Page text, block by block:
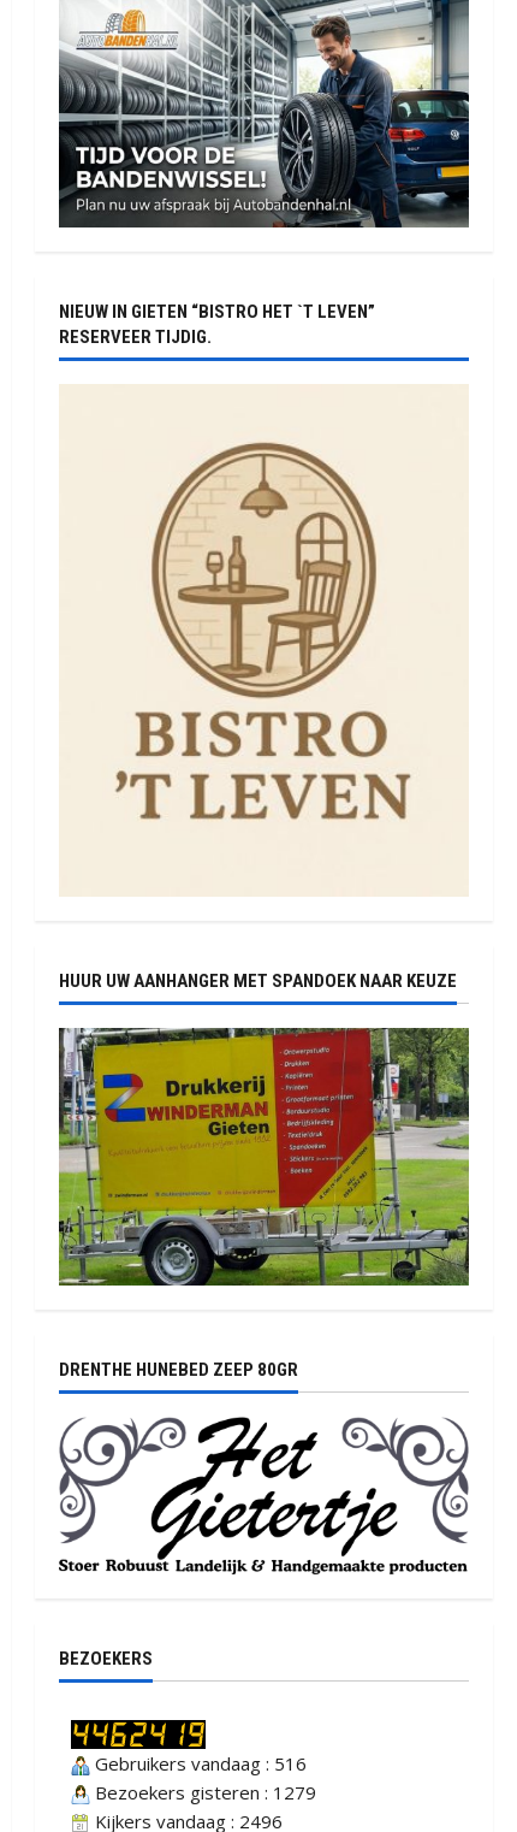
NIEUW IN GIETEN “BISTRO HET `T LEVEN”
RESERVEER TIJDIG.
HUUR UW AANHANGER MET SPANDOEK NAAR KEUZE
DRENTHE HUNEBED ZEEP 80GR
BEZOEKERS
Gebruikers vandaag : 516
Bezoekers gisteren : 1279
Kijkers vandaag : 2496